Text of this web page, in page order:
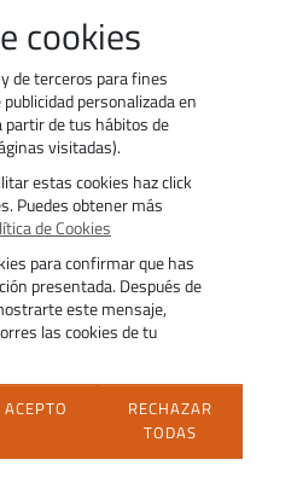
cookies
de terceros para fines
personalizada en
partir de tus hábitos de
visitadas).
estas cookies haz click
Puedes obtener más
de Cookies
para confirmar que has
presentada. Después de
este mensaje,
las cookies de tu
ACEPTO
RECHAZAR
TODAS
de metall.
Treballa amb nosaltres
Transparència
Avís legal
Trámites